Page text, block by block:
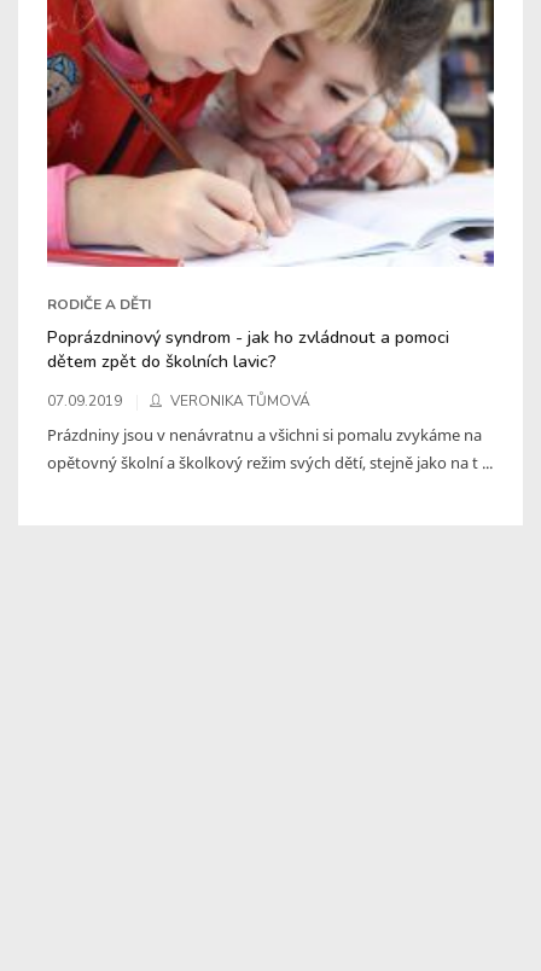
RODIČE A DĚTI
Poprázdninový syndrom - jak ho zvládnout a pomoci
dětem zpět do školních lavic?
07.09.2019 VERONIKA TŮMOVÁ
Prázdniny jsou v nenávratnu a všichni si pomalu zvykáme na
opětovný školní a školkový režim svých dětí, stejně jako na t ...